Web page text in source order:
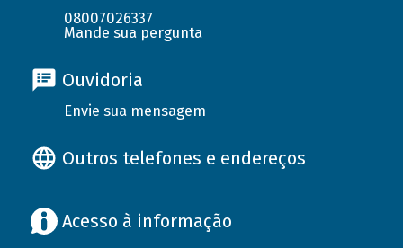
08007026337
Mande sua pergunta
Ouvidoria
Envie sua mensagem
Outros telefones e endereços
Acesso à informação